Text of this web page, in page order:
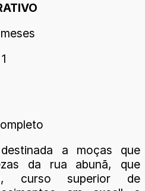
a moças que
da rua abunã, que
curso superior de